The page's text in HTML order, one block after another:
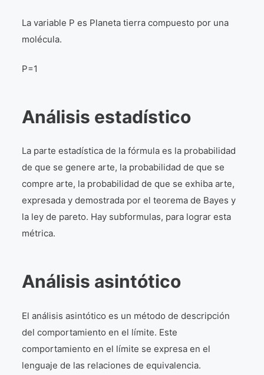
La variable P es Planeta tierra compuesto por una
molécula.
P=1
Análisis estadístico
La parte estadística de la fórmula es la probabilidad
de que se genere arte, la probabilidad de que se
compre arte, la probabilidad de que se exhiba arte,
expresada y demostrada por el teorema de Bayes y
la ley de pareto. Hay subformulas, para lograr esta
métrica.
Análisis asintótico
El análisis asintótico es un método de descripción
del comportamiento en el límite. Este
comportamiento en el límite se expresa en el
lenguaje de las relaciones de equivalencia.